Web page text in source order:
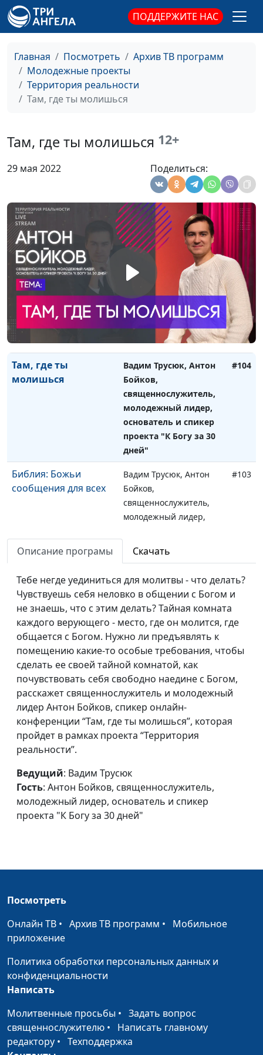
ПОДДЕРЖИТЕ НАС
Главная Посмотреть
Архив ТВ программ
Молодежные проекты
Территория реальности
Там, где ты молишься
Там, где ты молишься 12+
29 мая 2022 Поделиться:
предприниматель
команду
Воронина, инициатор
создания редакции
"Сокрытое Сокровище",
учредитель АНО
С работой кризис:
перестала быть
Вадим Трусюк, Наталья
создания редакции
"Сокрытое Сокровище",
учредитель АНО
"Ключи к здоровью",
предприниматель
Ты успешный
человек?
Вадим Трусюк, Наталья
Воронина, инициатор
создания редакции
"Сокрытое Сокровище",
учредитель АНО
"Ключи к здоровью",
предприниматель
#105
Там, где ты
молишься
Вадим Трусюк, Антон
Бойков,
священнослужитель,
молодежный лидер,
основатель и спикер
проекта "К Богу за 30
дней"
#104
Библия: Божьи
сообщения для всех
Вадим Трусюк, Антон
Бойков,
священнослужитель,
молодежный лидер,
#103
Как связаться с
Богом?
Вадим Трусюк, Антон
Бойков,
священнослужитель,
молодежный лидер,
основатель и спикер
проекта "К Богу за 30
дней"
#102
Будь с Богом на связи
Вадим Трусюк, Антон
Бойков,
священнослужитель,
молодежный лидер,
дней"
#101
Взаимоотношения и
личностный рост
Вадим Трусюк, Алексей
Дедов,
основа роста
личности
магистр молодежного
Личностный и
интеллектуальный
рост
Вадим Трусюк, Алексей
служения
Я есть то, что я имею
Вадим Трусюк, Мария
Описание програмы Скачать
Тебе негде уединиться для молитвы - что делать?
Чувствуешь себя неловко в общении с Богом и
не знаешь, что с этим делать? Тайная комната
каждого верующего - место, где он молится, где
общается с Богом. Нужно ли предъявлять к
помещению какие-то особые требования, чтобы
сделать ее своей тайной комнатой, как
почувствовать себя свободно наедине с Богом,
расскажет священнослужитель и молодежный
лидер Антон Бойков, спикер онлайн-
конференции “Там, где ты молишься”, которая
пройдет в рамках проекта “Территория
реальности”.
Ведущий: Вадим Трусюк
Гость: Антон Бойков, священнослужитель,
молодежный лидер, основатель и спикер
проекта "К Богу за 30 дней"
Посмотреть
Онлайн ТВ • Архив ТВ программ • Мобильное
приложение
Политика обработки персональных данных и
конфиденциальности
Написать
Молитвенные просьбы • Задать вопрос
священнослужителю • Написать главному
редактору • Техподдержка